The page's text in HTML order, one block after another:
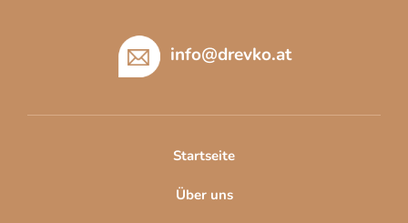
info@drevko.at
Startseite
Über uns